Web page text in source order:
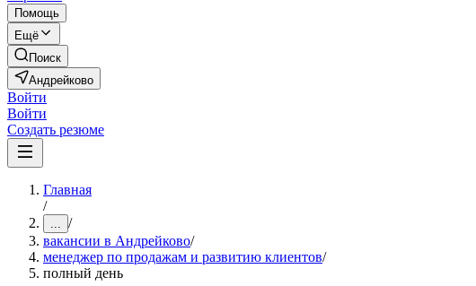
Помощь
Ещё
Поиск
Андрейково
Войти
Войти
Создать резюме
Главная
/
... /
вакансии в Андрейково/
менеджер по продажам и развитию клиентов/
полный день